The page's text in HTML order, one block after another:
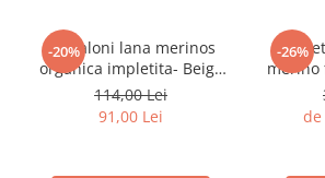
-20%
Pantaloni lana merinos
organica impletita- Beige
Melange
114,00 Lei
91,00 Lei
-26%
merino
de